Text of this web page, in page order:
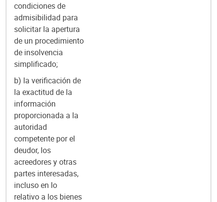
condiciones de
admisibilidad para
solicitar la apertura
de un procedimiento
de insolvencia
simplificado;
b) la verificación de
la exactitud de la
información
proporcionada a la
autoridad
competente por el
deudor, los
acreedores y otras
partes interesadas,
incluso en lo
relativo a los bienes